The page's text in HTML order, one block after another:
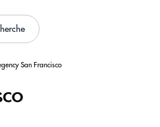
San Francisco